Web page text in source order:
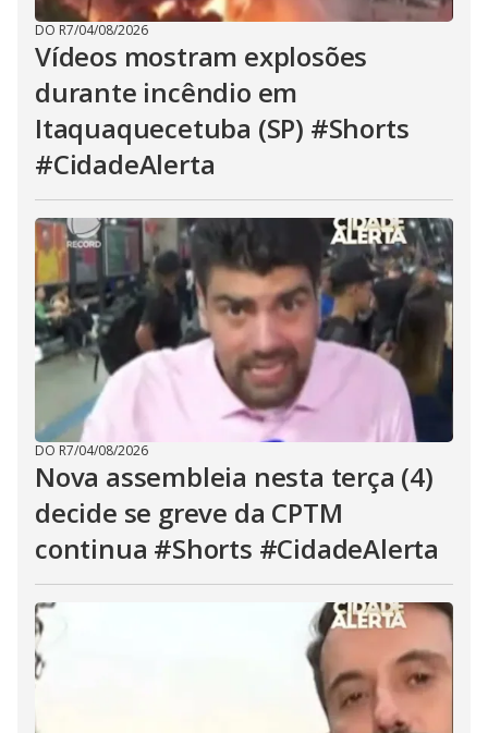
DO R7/04/08/2026
Vídeos mostram explosões
durante incêndio em
Itaquaquecetuba (SP) #Shorts
#CidadeAlerta
DO R7/04/08/2026
Nova assembleia nesta terça (4)
decide se greve da CPTM
continua #Shorts #CidadeAlerta